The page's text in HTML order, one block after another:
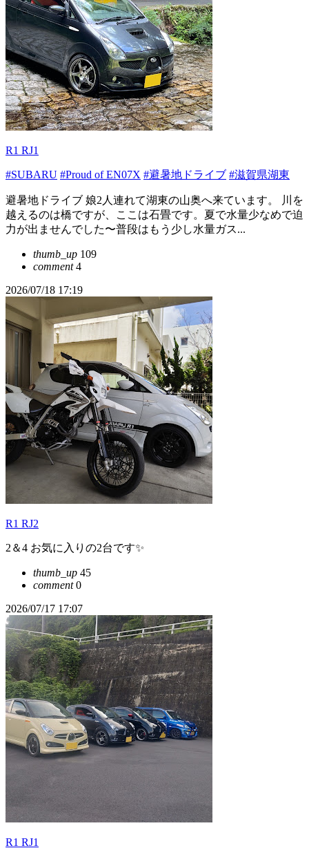
R1 RJ1
#SUBARU #Proud of EN07X #避暑地ドライブ #滋賀県湖東
避暑地ドライブ 娘2人連れて湖東の山奥へ来ています。 川を
越えるのは橋ですが、ここは石畳です。夏で水量少なめで迫
力が出ませんでした〜普段はもう少し水量ガス...
thumb_up 109
comment4
2026/07/18 17:19
R1 RJ2
2＆4 お気に入りの2台です✨
thumb_up 45
comment0
2026/07/17 17:07
R1 RJ1